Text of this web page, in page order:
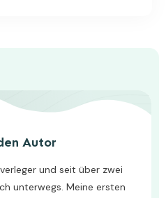
Autor
und seit über zwei
unterwegs. Meine ersten